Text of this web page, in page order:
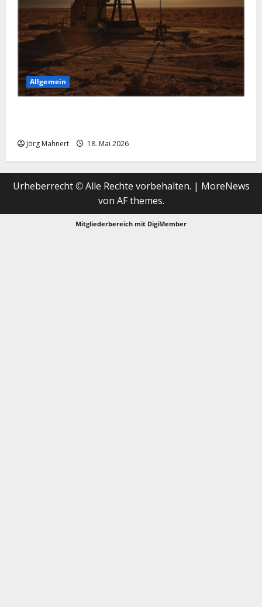
Allgemein
Jörg Mahnert 18. Mai 2026
Urheberrecht © Alle Rechte vorbehalten. | MoreNews
von AF themes.
Mitgliederbereich mit DigiMember